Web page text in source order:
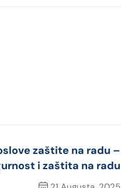
zaštite na radu –
i zaštita na radu